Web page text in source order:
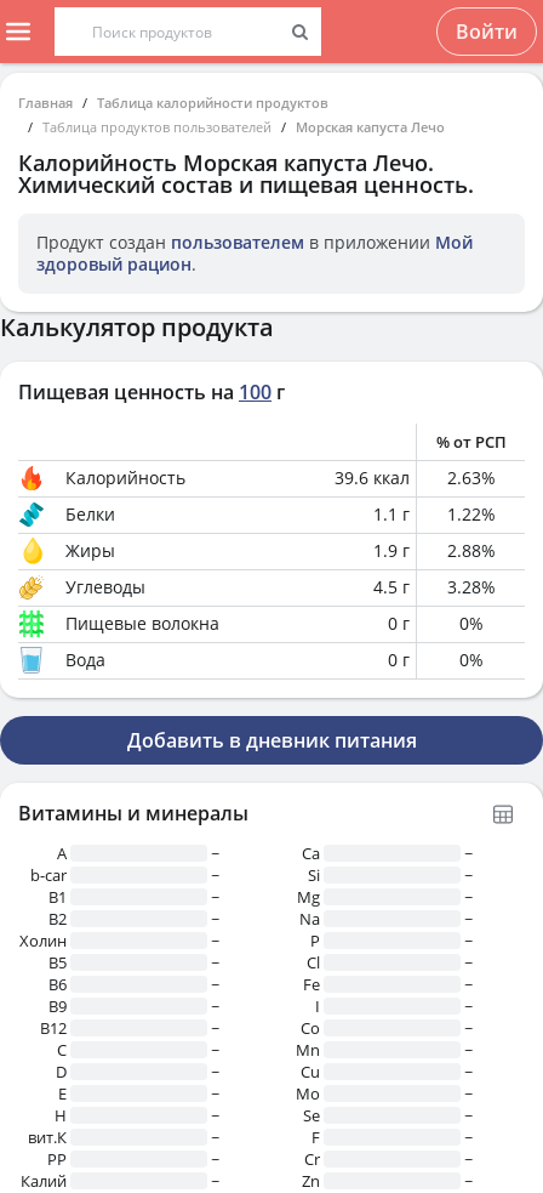
Войти
Главная
Таблица калорийности продуктов
Таблица продуктов пользователей
Морская капуста Лечо
Калорийность Морская капуста Лечо.
Химический состав и пищевая ценность.
Продукт создан пользователем в приложении Мой
здоровый рацион.
Калькулятор продукта
Пищевая ценность на 100 г
% от РСП
Калорийность 39.6 ккал 2.63%
Белки
1.1 г 1.22%
Жиры
1.9 г 2.88%
Углеводы
4.5 г 3.28%
Пищевые волокна
0 г 0%
Вода
0 г 0%
Добавить в дневник питания
Витамины и минералы
A
~
b-car
~
В1
~
B2
~
Холин
~
B5
~
B6
~
B9
~
B12
~
C
~
D
~
E
~
H
~
вит.К
~
PP
~
Калий
~
Ca
~
Si
~
Mg
~
Na
~
P
~
Cl
~
Fe
~
I
~
Co
~
Mn
~
Cu
~
Mo
~
Se
~
F
~
Cr
~
Zn
~